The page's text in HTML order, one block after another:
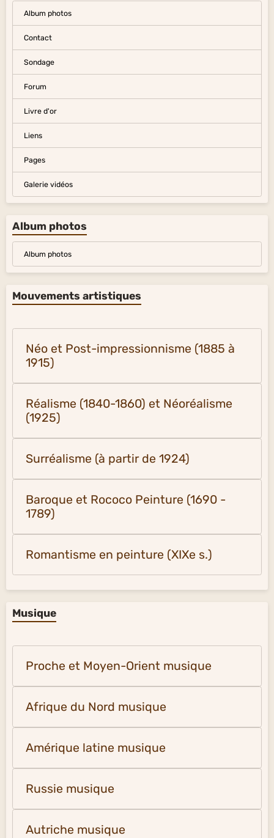
Album photos
Contact
Sondage
Forum
Livre d'or
Liens
Pages
Galerie vidéos
Album photos
Album photos
Mouvements artistiques
Néo et Post-impressionnisme (1885 à
1915)
Réalisme (1840-1860) et Néoréalisme
(1925)
Surréalisme (à partir de 1924)
Baroque et Rococo Peinture (1690 -
1789)
Romantisme en peinture (XIXe s.)
Musique
Proche et Moyen-Orient musique
Afrique du Nord musique
Amérique latine musique
Russie musique
Autriche musique